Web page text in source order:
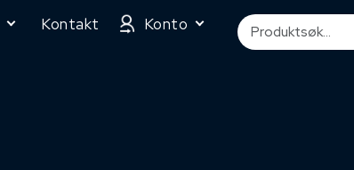
Kontakt Konto